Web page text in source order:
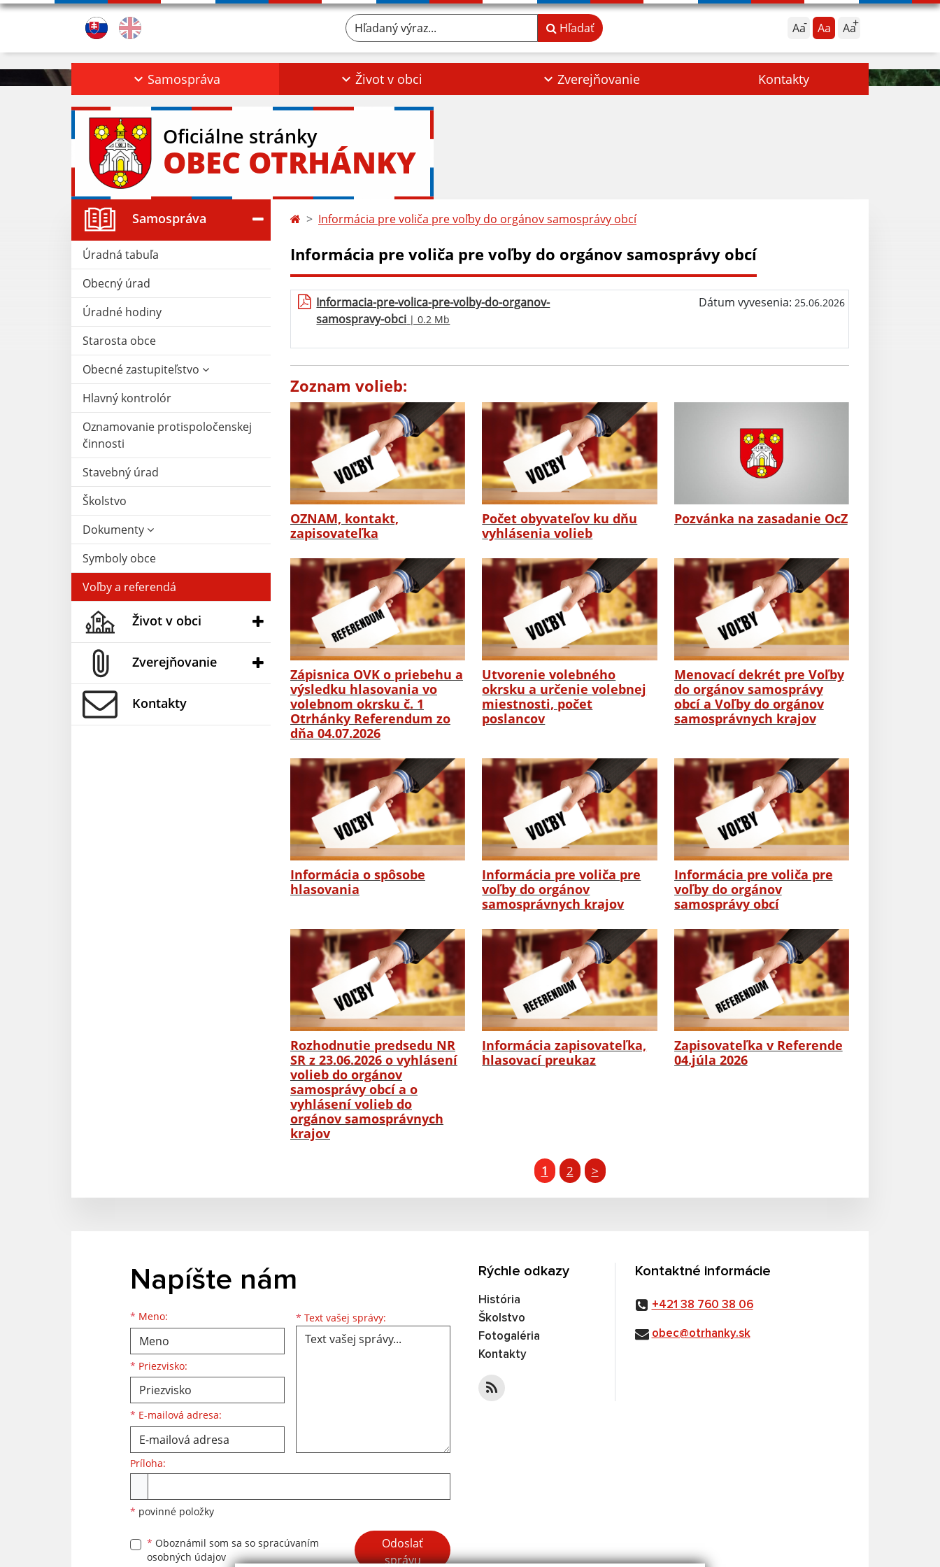
Aa Aa Aa
Hľadaný výraz... Hľadať
Samospráva Život v obci Zverejňovanie Kontakty
Oficiálne stránky
OBEC OTRHÁNKY
Samospráva
Úradná tabuľa
Obecný úrad
Úradné hodiny
Starosta obce
Obecné zastupiteľstvo
Hlavný kontrolór
Oznamovanie protispoločenskej
činnosti
Stavebný úrad
Školstvo
Dokumenty
Symboly obce
Voľby a referendá
Život v obci
Zverejňovanie
Kontakty
Informácia pre voliča pre voľby do orgánov samosprávy obcí
Informácia pre voliča pre voľby do orgánov samosprávy obcí
Informacia-pre-volica-pre-volby-do-organov-
samospravy-obci | 0.2 Mb
Dátum vyvesenia: 25.06.2026
Zoznam volieb:
OZNAM, kontakt,
zapisovateľka
Počet obyvateľov ku dňu
vyhlásenia volieb
Pozvánka na zasadanie OcZ
Zápisnica OVK o priebehu a
výsledku hlasovania vo
volebnom okrsku č. 1
Otrhánky Referendum zo
dňa 04.07.2026
Utvorenie volebného
okrsku a určenie volebnej
miestnosti, počet
poslancov
Menovací dekrét pre Voľby
do orgánov samosprávy
obcí a Voľby do orgánov
samosprávnych krajov
Informácia o spôsobe
hlasovania
Informácia pre voliča pre
voľby do orgánov
samosprávnych krajov
Informácia pre voliča pre
voľby do orgánov
samosprávy obcí
Rozhodnutie predsedu NR
SR z 23.06.2026 o vyhlásení
volieb do orgánov
samosprávy obcí a o
vyhlásení volieb do
orgánov samosprávnych
krajov
Informácia zapisovateľka,
hlasovací preukaz
Zapisovateľka v Referende
04.júla 2026
1 2 >
Napíšte nám
* Meno:
Meno
* Priezvisko:
Priezvisko
* E-mailová adresa:
E-mailová adresa * Text vašej správy: Text vašej správy...
Príloha:
* povinné položky
* Oboznámil som sa so spracúvaním
osobných údajov
Google reCaptcha Response
Odoslať
správu
Rýchle odkazy
História
Školstvo
Fotogaléria
Kontakty
Kontaktné informácie
+421 38 760 38 06
obec@otrhanky.sk